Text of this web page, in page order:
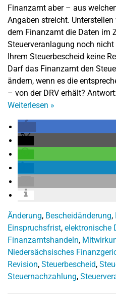
Finanzamt aber – aus
Angaben streicht.
dem Finanzamt die Daten im
Steuerveranlagung noch
Ihrem Steuerbescheid keine
Darf das Finanzamt den
ändern, wenn es die
– von der DRV erhält?
Weiterlesen »
Änderung, Bescheidänderung,
Einspruchsfrist, elektronische
Finanzamtshandeln,
Niedersächsisches
Revision, Steuerbescheid,
Steuernachzahlung,